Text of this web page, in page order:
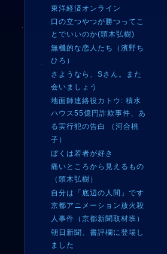
東洋経済オンライン
口の立つやつが勝つってこ
とでいいのか(頭木弘樹)
無機的な恋人たち（濱野ち
ひろ）
さようなら、Sさん。また
会いましょう
地面師連絡役カトウ: 積水
ハウス55億円詐欺事件、あ
る実行犯の告白 （河合桃
子）
ぼくは若者が好き
痛いところから見えるもの
（頭木弘樹）
自分は「底辺の人間」です
京都アニメーション放火殺
人事件（京都新聞取材班）
朝日新聞、書評欄に登場し
ました